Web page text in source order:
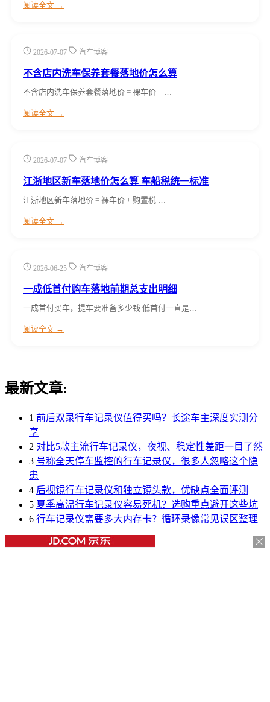
阅读全文 →
2026-07-07 汽车博客
不含店内洗车保养套餐落地价怎么算
不含店内洗车保养套餐落地价 = 裸车价 + …
阅读全文 →
2026-07-07 汽车博客
江浙地区新车落地价怎么算 车船税统一标准
江浙地区新车落地价 = 裸车价 + 购置税 …
阅读全文 →
2026-06-25 汽车博客
一成低首付购车落地前期总支出明细
一成首付买车，提车要准备多少钱 低首付一直是…
阅读全文 →
最新文章:
1 前后双录行车记录仪值得买吗？长途车主深度实测分
享
2 对比5款主流行车记录仪，夜视、稳定性差距一目了然
3 号称全天停车监控的行车记录仪，很多人忽略这个隐
患
4 后视镜行车记录仪和独立镜头款，优缺点全面评测
5 夏季高温行车记录仪容易死机？选购重点避开这些坑
6 行车记录仪需要多大内存卡？循环录像常见误区整理